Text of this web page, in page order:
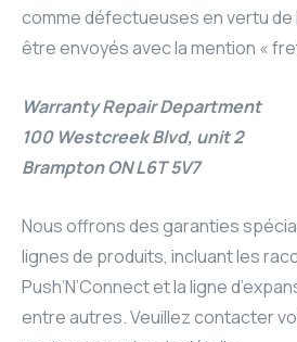
comme défectueuses en vertu de
être envoyés avec la mention «
Warranty Repair Department
100 Westcreek Blvd, unit 2
Brampton ON L6T 5V7
Nous offrons des garanties
lignes de produits, incluant les
Push’N’Connect et la ligne
entre autres. Veuillez contacter